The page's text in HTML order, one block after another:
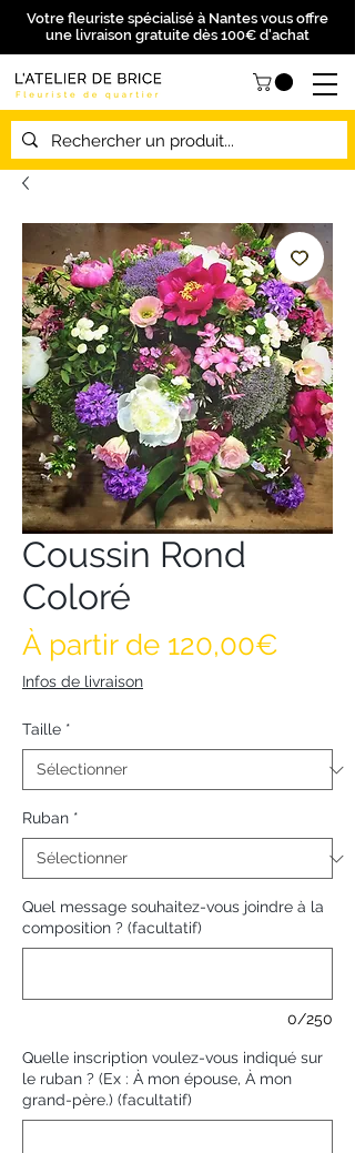
Votre fleuriste spécialisé à Nantes vous offre
une livraison gratuite dès 100€ d'achat
Coussin Rond
Coloré
À partir de 120,00€
Infos de livraison
Taille *
Ruban *
Quel message souhaitez-vous joindre à la
composition ? (facultatif)
0/250
Quelle inscription voulez-vous indiqué sur
le ruban ? (Ex : À mon épouse, À mon
grand-père.) (facultatif)